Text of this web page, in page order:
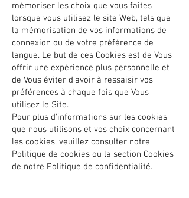
mémoriser les choix que vous faites
lorsque vous utilisez le site Web, tels que
la mémorisation de vos informations de
connexion ou de votre préférence de
langue. Le but de ces Cookies est de Vous
offrir une expérience plus personnelle et
de Vous éviter d'avoir à ressaisir vos
préférences à chaque fois que Vous
utilisez le Site.
Pour plus d'informations sur les cookies
que nous utilisons et vos choix concernant
les cookies, veuillez consulter notre
Politique de cookies ou la section Cookies
de notre Politique de confidentialité.